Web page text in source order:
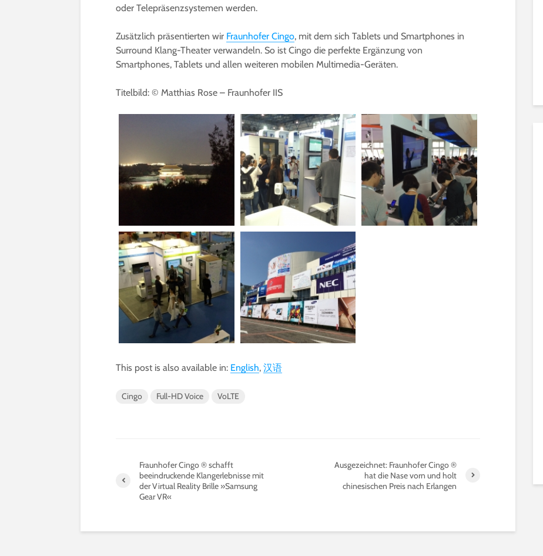
oder Telepräsenzsystemen werden.
Zusätzlich präsentierten wir Fraunhofer Cingo, mit dem sich Tablets und Smartphones in
Surround Klang-Theater verwandeln. So ist Cingo die perfekte Ergänzung von
Smartphones, Tablets und allen weiteren mobilen Multimedia-Geräten.
Titelbild: © Matthias Rose – Fraunhofer IIS
This post is also available in: English 汉语
Cingo Full-HD Voice VoLTE
Fraunhofer Cingo ® schafft
beeindruckende Klangerlebnisse mit
der Virtual Reality Brille »Samsung
Gear VR«
Ausgezeichnet: Fraunhofer Cingo ®
hat die Nase vorn und holt
chinesischen Preis nach Erlangen